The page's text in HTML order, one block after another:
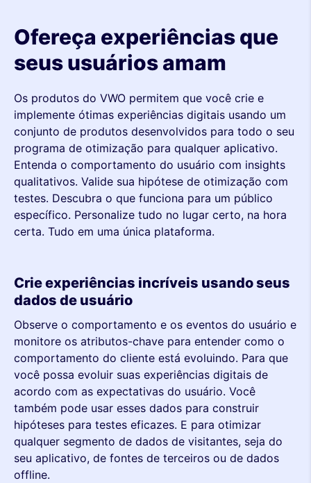
Ofereça experiências que
seus usuários amam
Os produtos do VWO permitem que você crie e
implemente ótimas experiências digitais usando um
conjunto de produtos desenvolvidos para todo o seu
programa de otimização para qualquer aplicativo.
Entenda o comportamento do usuário com insights
qualitativos. Valide sua hipótese de otimização com
testes. Descubra o que funciona para um público
específico. Personalize tudo no lugar certo, na hora
certa. Tudo em uma única plataforma.
Crie experiências incríveis usando seus
dados de usuário
Observe o comportamento e os eventos do usuário e
monitore os atributos-chave para entender como o
comportamento do cliente está evoluindo. Para que
você possa evoluir suas experiências digitais de
acordo com as expectativas do usuário. Você
também pode usar esses dados para construir
hipóteses para testes eficazes. E para otimizar
qualquer segmento de dados de visitantes, seja do
seu aplicativo, de fontes de terceiros ou de dados
offline.